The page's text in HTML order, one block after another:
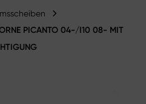
PICANTO 04-/I10 08- MIT